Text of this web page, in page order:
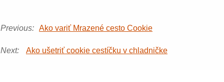
Previous: Ako variť Mrazené cesto Cookie
Next: Ako ušetriť cookie cestíčku v chladničke